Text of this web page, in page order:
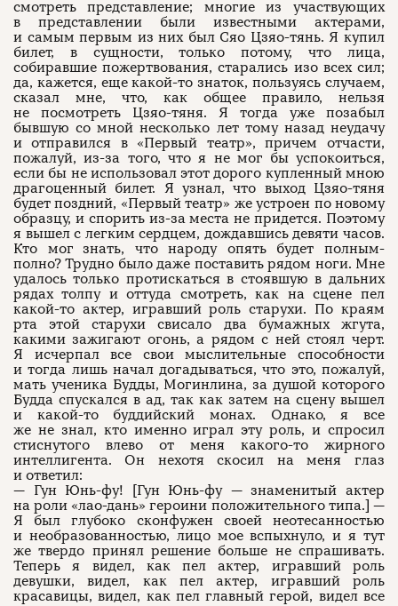
смотреть представление; многие из участвующих
в представлении были известными актерами,
и самым первым из них был Сяо Цзяо-тянь. Я купил
билет, в сущности, только потому, что лица,
собиравшие пожертвования, старались изо всех сил;
да, кажется, еще какой-то знаток, пользуясь случаем,
сказал мне, что, как общее правило, нельзя
не посмотреть Цзяо-тяня. Я тогда уже позабыл
бывшую со мной несколько лет тому назад неудачу
и отправился в «Первый театр», причем отчасти,
пожалуй, из-за того, что я не мог бы успокоиться,
если бы не использовал этот дорого купленный мною
драгоценный билет. Я узнал, что выход Цзяо-тяня
будет поздний, «Первый театр» же устроен по новому
образцу, и спорить из-за места не придется. Поэтому
я вышел с легким сердцем, дождавшись девяти часов.
Кто мог знать, что народу опять будет полным-
полно? Трудно было даже поставить рядом ноги. Мне
удалось только протискаться в стоявшую в дальних
рядах толпу и оттуда смотреть, как на сцене пел
какой-то актер, игравший роль старухи. По краям
рта этой старухи свисало два бумажных жгута,
какими зажигают огонь, а рядом с ней стоял черт.
Я исчерпал все свои мыслительные способности
и тогда лишь начал догадываться, что это, пожалуй,
мать ученика Будды, Могинлина, за душой которого
Будда спускался в ад, так как затем на сцену вышел
и какой-то буддийский монах. Однако, я все
же не знал, кто именно играл эту роль, и спросил
стиснутого влево от меня какого-то жирного
интеллигента. Он нехотя скосил на меня глаз
и ответил:
— Гун Юнь-фу! [Гун Юнь-фу — знаменитый актер
на роли «лао-дань» героини положительного типа.] —
Я был глубоко сконфужен своей неотесанностью
и необразованностью, лицо мое вспыхнуло, и я тут
же твердо принял решение больше не спрашивать.
Теперь я видел, как пел актер, игравший роль
девушки, видел, как пел актер, игравший роль
красавицы, видел, как пел главный герой, видел все